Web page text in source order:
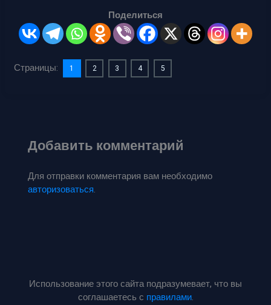
Поделиться
Страницы: 1 2 3 4 5
Добавить комментарий
Для отправки комментария вам необходимо
авторизоваться.
Использование этого сайта подразумевает, что вы
соглашаетесь с правилами.